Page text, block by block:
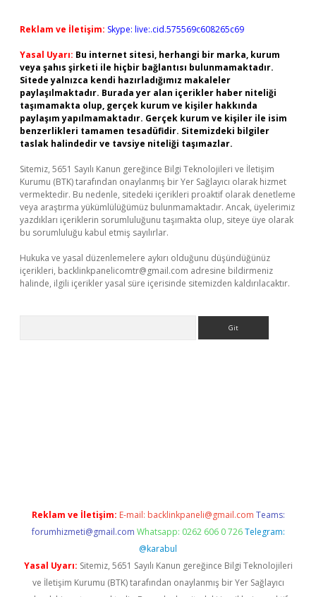
Reklam ve İletişim: Skype: live:.cid.575569c608265c69
Yasal Uyarı: Bu internet sitesi, herhangi bir marka, kurum
veya şahıs şirketi ile hiçbir bağlantısı bulunmamaktadır.
Sitede yalnızca kendi hazırladığımız makaleler
paylaşılmaktadır. Burada yer alan içerikler haber niteliği
taşımamakta olup, gerçek kurum ve kişiler hakkında
paylaşım yapılmamaktadır. Gerçek kurum ve kişiler ile isim
benzerlikleri tamamen tesadüfidir. Sitemizdeki bilgiler
taslak halindedir ve tavsiye niteliği taşımazlar.
Sitemiz, 5651 Sayılı Kanun gereğince Bilgi Teknolojileri ve İletişim
Kurumu (BTK) tarafından onaylanmış bir Yer Sağlayıcı olarak hizmet
vermektedir. Bu nedenle, sitedeki içerikleri proaktif olarak denetleme
veya araştırma yükümlülüğümüz bulunmamaktadır. Ancak, üyelerimiz
yazdıkları içeriklerin sorumluluğunu taşımakta olup, siteye üye olarak
bu sorumluluğu kabul etmiş sayılırlar.
Hukuka ve yasal düzenlemelere aykırı olduğunu düşündüğünüz
içerikleri, backlinkpanelicomtr@gmail.com adresine bildirmeniz
halinde, ilgili içerikler yasal süre içerisinde sitemizden kaldırılacaktır.
Reklam ve İletişim: E-mail: backlinkpaneli@gmail.com Teams:
forumhizmeti@gmail.com Whatsapp: 0262 606 0 726 Telegram:
@karabul
Yasal Uyarı: Sitemiz, 5651 Sayılı Kanun gereğince Bilgi Teknolojileri
ve İletişim Kurumu (BTK) tarafından onaylanmış bir Yer Sağlayıcı